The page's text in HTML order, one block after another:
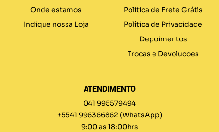
Onde estamos
Indique nossa Loja
Politica de Frete Grátis
Política de Privacidade
Depoimentos
Trocas e Devolucoes
ATENDIMENTO
041 995579494
+5541 996366862 (WhatsApp)
9:00 as 18:00hrs